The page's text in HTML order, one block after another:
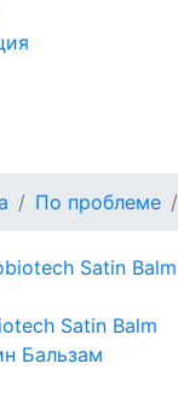
По проблеме
Satin Balm
Бальзам